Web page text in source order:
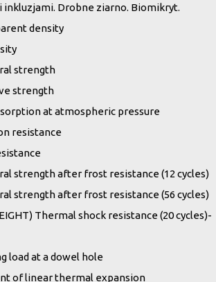
inkluzjami. Drobne ziarno. Biomikryt.
density
strength
strength
at atmospheric pressure
resistance
strength after frost resistance (12 cycles)
strength after frost resistance (56 cycles)
Thermal shock resistance (20 cycles)-
load at a dowel hole
of linear thermal expansion